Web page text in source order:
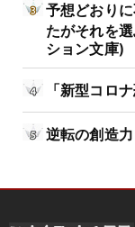
予想どおり
たがそれを
ション文庫)
「新型コロ
逆転の創造力